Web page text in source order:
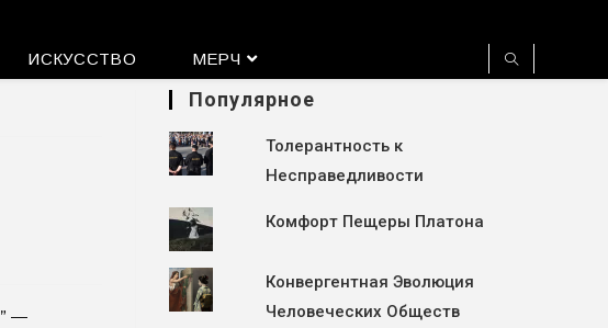
ИСКУССТВО МЕРЧ
” —
Популярное
Толерантность к
Несправедливости
Комфорт Пещеры Платона
Конвергентная Эволюция
Человеческих Обществ